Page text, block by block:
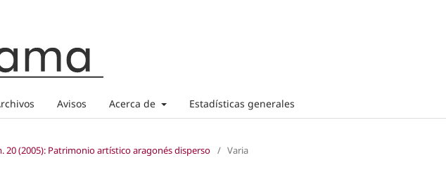
Avisos Acerca de Estadísticas generales
20 (2005): Patrimonio artístico aragonés disperso / Varia